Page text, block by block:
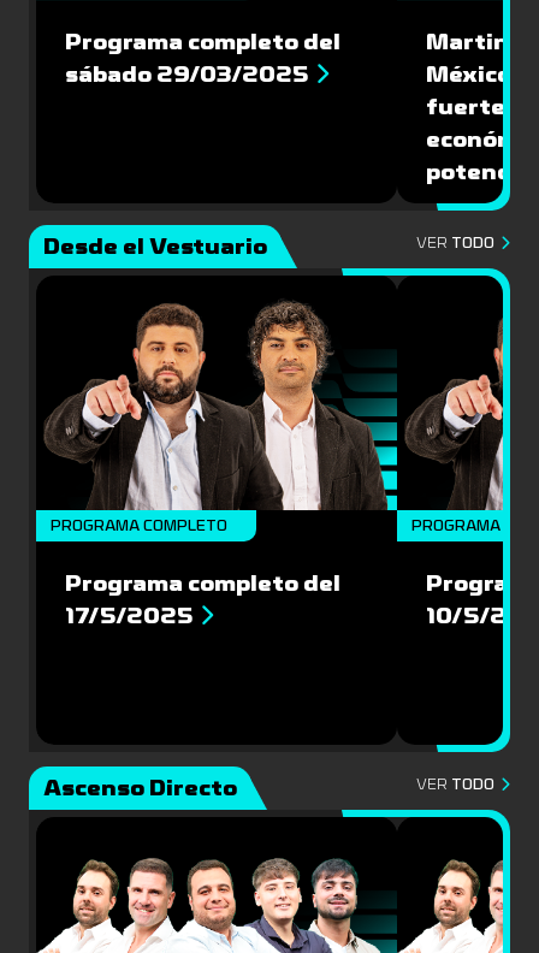
Programa completo del
sábado 29/03/2025
Martin
México:
fuerte
Desde el Vestuario VER TODO
PROGRAMA COMPLETO
Programa completo del
17/5/2025
PROGRAMA
10/5/
Ascenso Directo VER TODO